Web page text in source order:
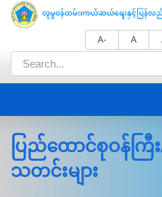
A- A
ပြည်ထောင်စုဝန်က
သတင်းများ